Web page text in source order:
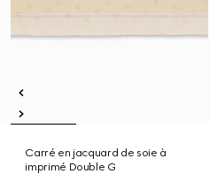
Carré en jacquard de soie à
imprimé Double G